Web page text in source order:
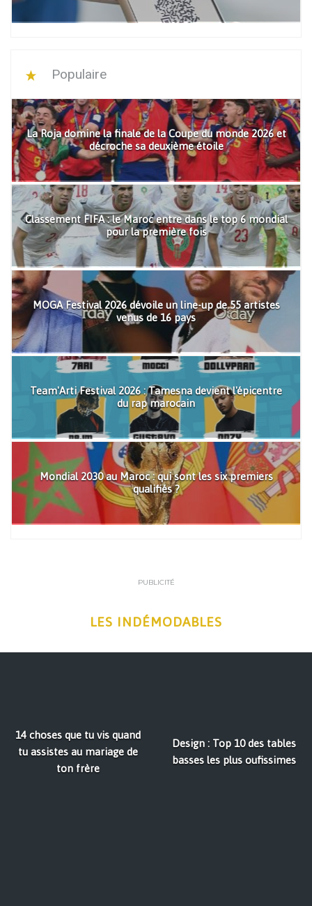
Populaire
La Roja domine la finale de la Coupe du monde 2026 et
décroche sa deuxième étoile
Classement FIFA : le Maroc entre dans le top 6 mondial
pour la première fois
MOGA Festival 2026 dévoile un line-up de 55 artistes
venus de 16 pays
Team'Arti Festival 2026 : Tamesna devient l'épicentre
du rap marocain
Mondial 2030 au Maroc : qui sont les six premiers
qualifiés ?
PUBLICITÉ
LES INDÉMODABLES
14 choses que tu vis quand
tu assistes au mariage de
ton frère
Design : Top 10 des tables
basses les plus oufissimes